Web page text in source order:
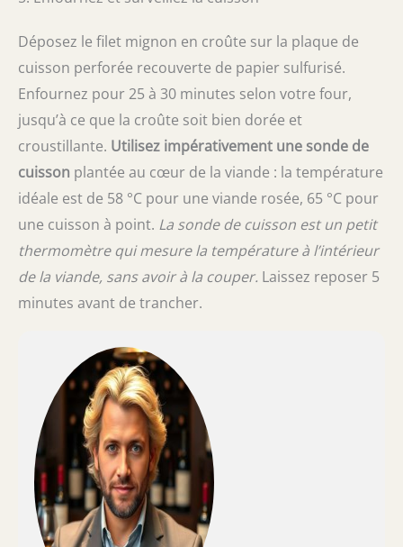
Déposez le filet mignon en croûte sur la plaque de
cuisson perforée recouverte de papier sulfurisé.
Enfournez pour 25 à 30 minutes selon votre four,
jusqu’à ce que la croûte soit bien dorée et
croustillante. Utilisez impérativement une sonde de
cuisson plantée au cœur de la viande : la température
idéale est de 58 °C pour une viande rosée, 65 °C pour
une cuisson à point. La sonde de cuisson est un petit
thermomètre qui mesure la température à l’intérieur
de la viande, sans avoir à la couper. Laissez reposer 5
minutes avant de trancher.